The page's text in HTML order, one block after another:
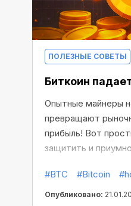
ПОЛЕЗНЫЕ СОВЕТЫ
Биткоин
Опытные майнеры
превращают
прибыль! Вот
защитить и
рынке.
#BTC #Bitcoin
Опубликовано: